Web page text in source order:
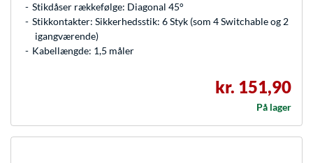
Stikdåser rækkefølge: Diagonal 45°
Stikkontakter: Sikkerhedsstik: 6 Styk (som 4 Switchable og 2
igangværende)
Kabellængde: 1,5 måler
kr. 151,90
På lager